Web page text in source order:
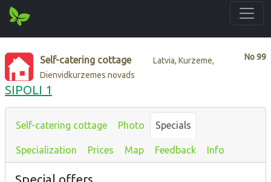
No99
Self-catering cottage
Latvia, Kurzeme,
Dienvidkurzemes novads
SIPOLI 1
Self-catering cottage Photo Specials
Specialization Prices Map Feedback Info
Special offers